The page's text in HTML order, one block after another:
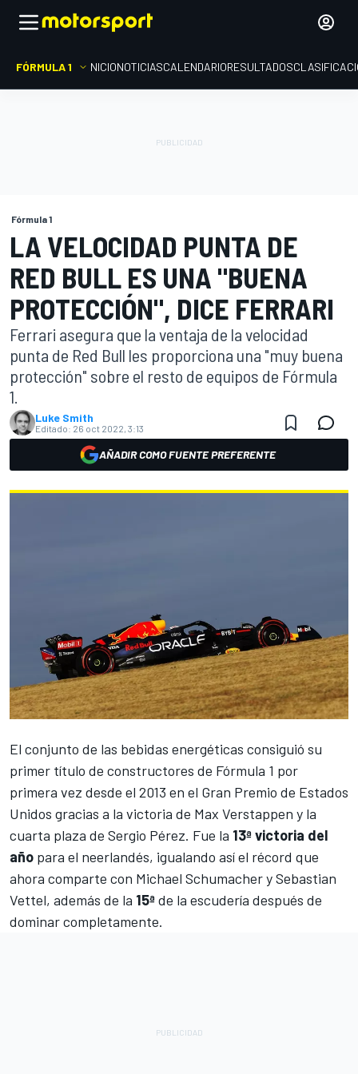
FÓRMULA 1 INICIONOTICIASCALENDARIORESULTADOS
Fórmula 1
LA VELOCIDAD PUNTA DE
RED BULL ES UNA "BUENA
PROTECCIÓN", DICE FERRARI
Ferrari asegura que la ventaja de la velocidad
punta de Red Bull les proporciona una "muy buena
protección" sobre el resto de equipos de Fórmula
1.
Luke Smith
Editado: 26 oct 2022, 3:13
AÑADIR COMO FUENTE PREFERENTE
El conjunto de las bebidas energéticas consiguió su
primer título de constructores de Fórmula 1 por
primera vez desde el 2013 en el Gran Premio de Estados
Unidos gracias a la victoria de Max Verstappen y la
cuarta plaza de Sergio Pérez. Fue la 13ª victoria del
año para el neerlandés, igualando así el récord que
ahora comparte con Michael SchumacherySebastian
Vettel, además de la 15ª de la escudería después de
dominar completamente.